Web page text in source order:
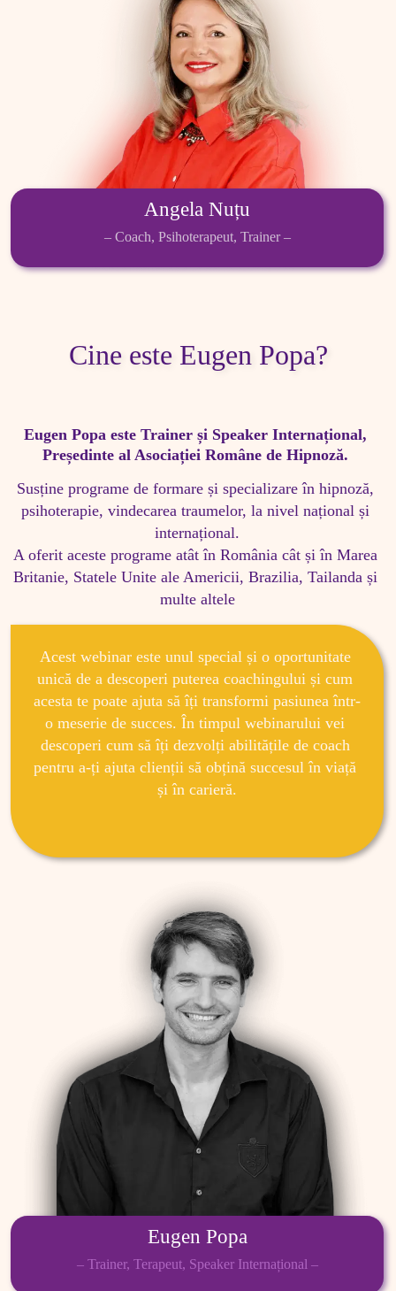
Angela Nuțu
– Coach, Psihoterapeut, Trainer –
Cine este Eugen Popa?
Eugen Popa este Trainer și Speaker Internațional,
Președinte al Asociației Române de Hipnoză.
Susține programe de formare și specializare în hipnoză,
psihoterapie, vindecarea traumelor, la nivel național și
internațional.
A oferit aceste programe atât în România cât și în Marea
Britanie, Statele Unite ale Americii, Brazilia, Tailanda și
multe altele
Acest webinar este unul special și o oportunitate
unică de a descoperi puterea coachingului și cum
acesta te poate ajuta să îți transformi pasiunea într-
o meserie de succes. În timpul webinarului vei
descoperi cum să îți dezvolți abilitățile de coach
pentru a-ți ajuta clienții să obțină succesul în viață
și în carieră.
Eugen Popa
– Trainer, Terapeut, Speaker Internațional –